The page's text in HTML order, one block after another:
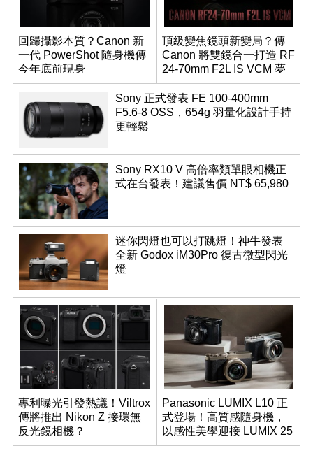
回歸攝影本質？Canon 新
一代 PowerShot 隨身機傳
今年底前現身
頂級變焦鏡頭新變局？傳
Canon 將雙鏡合一打造 RF
24-70mm F2L IS VCM 夢
幻規格
Sony 正式發表 FE 100-400mm
F5.6-8 OSS，654g 羽量化設計手持
更輕鬆
Sony RX10 V 高倍率類單眼相機正
式在台發表！建議售價 NT$ 65,980
迷你閃燈也可以打跳燈！神牛發表
全新 Godox iM30Pro 復古微型閃光
燈
專利曝光引發熱議！Viltrox
傳將推出 Nikon Z 接環無
反光鏡相機？
Panasonic LUMIX L10 正
式登場！高質感隨身機，
以感性美學迎接 LUMIX 25
週年